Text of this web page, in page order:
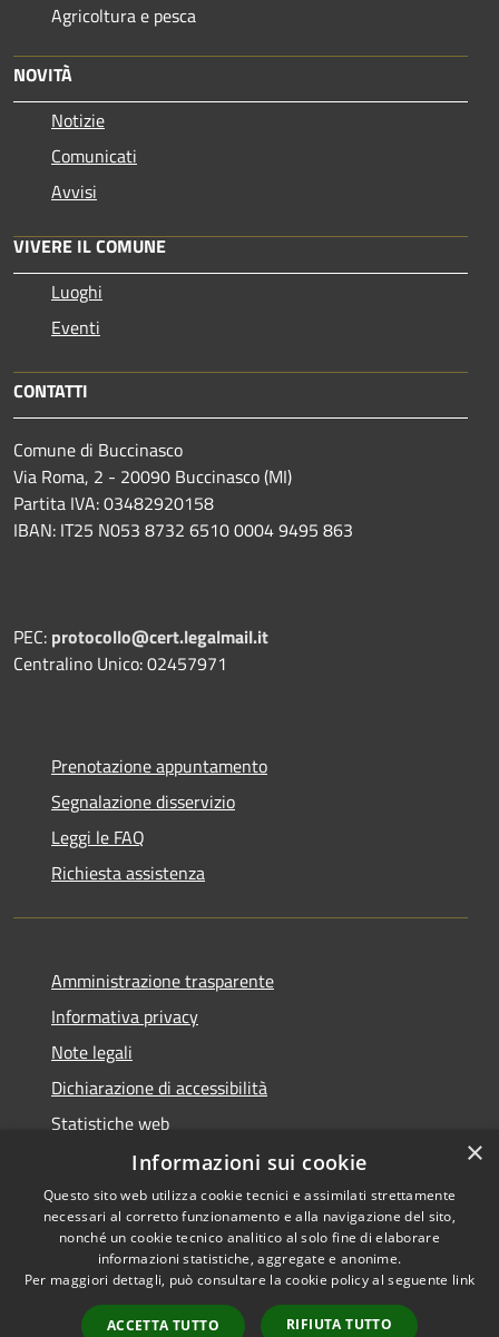
Agricoltura e pesca
NOVITÀ
Notizie
Comunicati
Avvisi
VIVERE IL COMUNE
Luoghi
Eventi
CONTATTI
Comune di Buccinasco
Via Roma, 2 - 20090 Buccinasco (MI)
Partita IVA: 03482920158
IBAN: IT25 N053 8732 6510 0004 9495 863
PEC: protocollo@cert.legalmail.it
Centralino Unico: 02457971
Prenotazione appuntamento
Segnalazione disservizio
Leggi le FAQ
Richiesta assistenza
Amministrazione trasparente
Informativa privacy
Note legali
Dichiarazione di accessibilità
Statistiche web
Accessibilità
Privacy
Copyright © 2026 • Comune di
Buccinasco • Powered by
Municipium•Accesso
redazione
×
Informazioni sui cookie
Questo sito web utilizza cookie tecnici e assimilati strettamente
necessari al corretto funzionamento e alla navigazione del sito,
nonché un cookie tecnico analitico al solo fine di elaborare
informazioni statistiche, aggregate e anonime.
Per maggiori dettagli, può consultare la cookie policy al seguente link
ACCETTA TUTTO RIFIUTA TUTTO